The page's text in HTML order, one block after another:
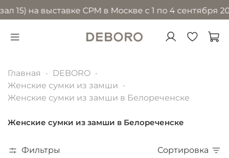
выставке CPM в Москве с 1 по 4 сентября 2026
Главная
DEBORO
Женские сумки из замши
Женские сумки из замши в Белореченске
Женские сумки из замши в Белореченске
Фильтры Сортировка